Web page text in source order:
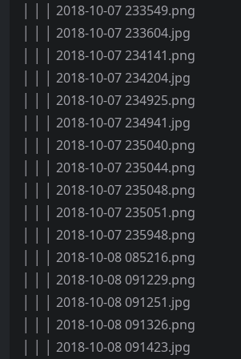
│ │ │ 2018-10-07 233549.png
│ │ │ 2018-10-07 233604.jpg
│ │ │ 2018-10-07 234141.png
│ │ │ 2018-10-07 234204.jpg
│ │ │ 2018-10-07 234925.png
│ │ │ 2018-10-07 234941.jpg
│ │ │ 2018-10-07 235040.png
│ │ │ 2018-10-07 235044.png
│ │ │ 2018-10-07 235048.png
│ │ │ 2018-10-07 235051.png
│ │ │ 2018-10-07 235948.png
│ │ │ 2018-10-08 085216.png
│ │ │ 2018-10-08 091229.png
│ │ │ 2018-10-08 091251.jpg
│ │ │ 2018-10-08 091326.png
│ │ │ 2018-10-08 091423.jpg